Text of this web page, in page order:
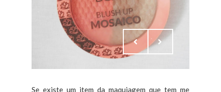
Se existe um item da maquiagem que tem me